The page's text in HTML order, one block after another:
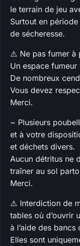
le terrain de jeu
Surtout en
de sécheresse.
⚠️ Ne pas fumer à
Un espace
De nombreux
Vous devez
Merci.
~ Plusieurs
et à votre
et déchets divers.
Aucun détritus ne
traîner au sol
Merci.
⚠️ Interdiction de
tables où d’ouvrir
à l’aide des bancs
Elles sont